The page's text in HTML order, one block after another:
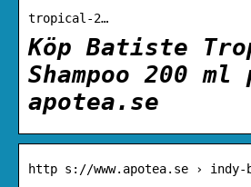
tropical-2…
Köp Batiste
Shampoo 200 ml
apotea.se
http s://www.apotea.se › indy-